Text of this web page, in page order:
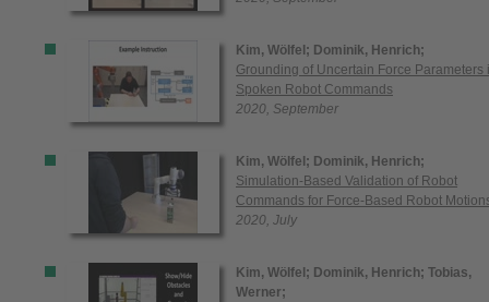
Kim, Wölfel; Dominik, Henrich;
Grounding of Uncertain Force Parameters
Spoken Robot Commands
2020, September
Kim, Wölfel; Dominik, Henrich;
Simulation-Based Validation of Robot
Commands for Force-Based Robot
2020, July
Kim, Wölfel; Dominik, Henrich; Tobias,
Werner;